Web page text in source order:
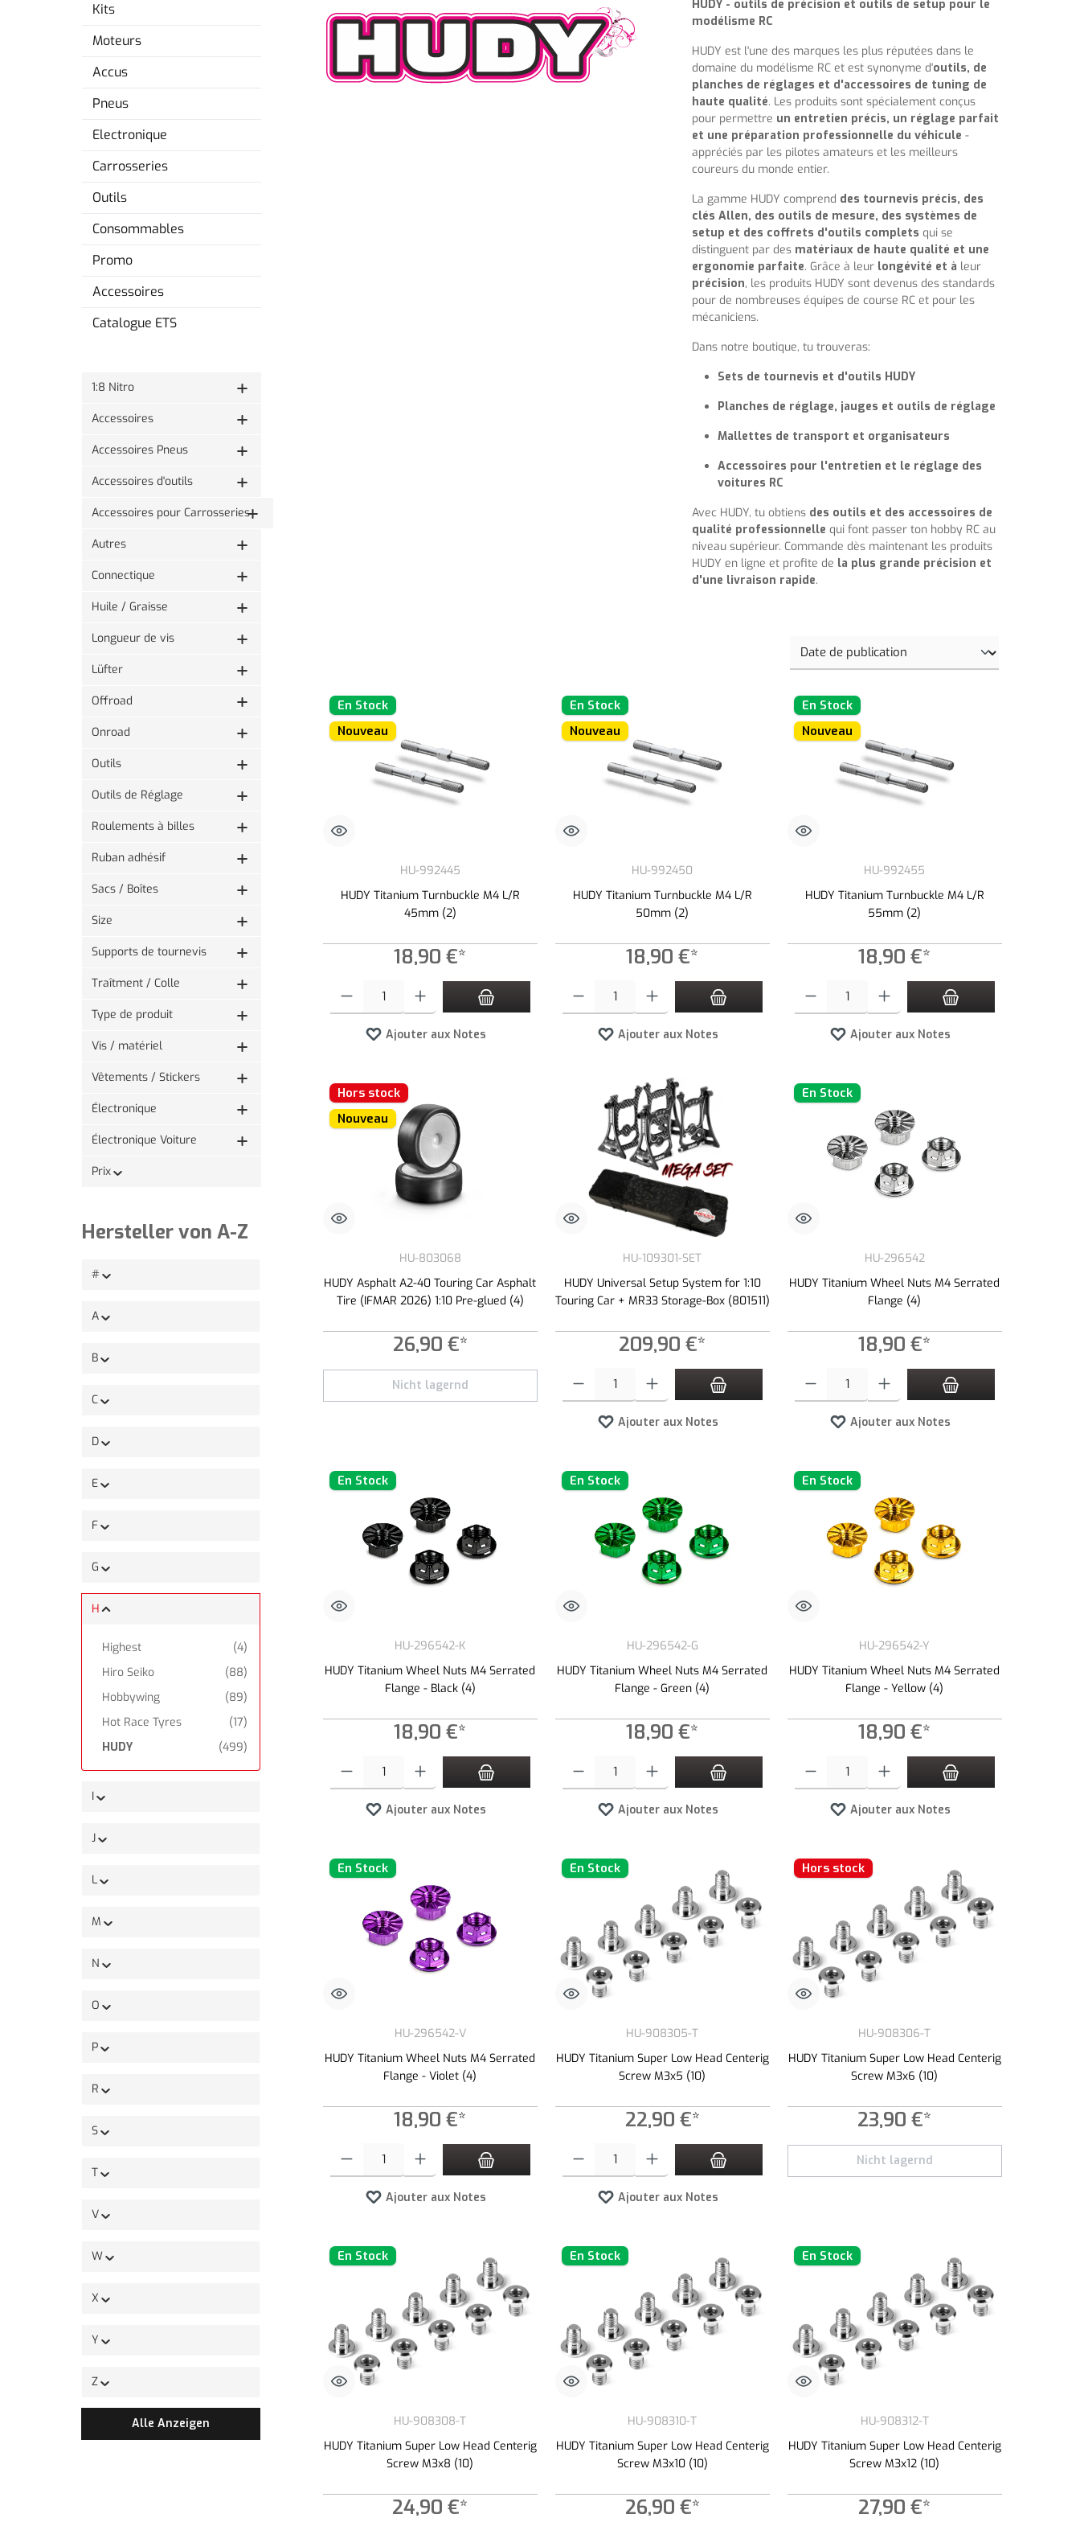
Kits
Moteurs
Accus
Pneus
Electronique
Carrosseries
Outils
Consommables
Promo
Accessoires
Catalogue ETS
1:8 Nitro
Accessoires
Accessoires Pneus
Accessoires d'outils
Accessoires pour Carrosseries
Autres
Connectique
Huile / Graisse
Longueur de vis
Lüfter
Offroad
Onroad
Outils
Outils de Réglage
Roulements à billes
Ruban adhésif
Sacs / Boîtes
Size
Supports de tournevis
Traîtment / Colle
Type de produit
Vis / matériel
Vêtements / Stickers
Électronique
Électronique Voiture
Prix
Hersteller von A-Z
#
A
B
C
D
E
F
G
H
(4)
Highest
(88)
Hiro Seiko
(89)
Hobbywing
(17)
Hot Race Tyres
(499)
HUDY
I
J
L
M
N
O
P
R
S
T
V
W
X
Y
Z
Alle Anzeigen
HUDY - outils de précision et outils de setup pour le
modélisme RC
HUDY est l'une des marques les plus réputées dans le
domaine du modélisme RC et est synonyme d'outils, de
planches de réglages et d'accessoires de tuning de
haute qualité. Les produits sont spécialement conçus
pour permettre un entretien précis, un réglage parfait
et une préparation professionnelle du véhicule -
appréciés par les pilotes amateurs et les meilleurs
coureurs du monde entier.
La gamme HUDY comprend des tournevis précis, des
clés Allen, des outils de mesure, des systèmes de
setup et des coffrets d'outils complets qui se
distinguent par des matériaux de haute qualité et une
ergonomie parfaite. Grâce à leur longévité et à leur
précision, les produits HUDY sont devenus des standards
pour de nombreuses équipes de course RC et pour les
mécaniciens.
Dans notre boutique, tu trouveras:
Sets de tournevis et d'outils HUDY
Planches de réglage, jauges et outils de réglage
Mallettes de transport et organisateurs
Accessoires pour l'entretien et le réglage des
voitures RC
Avec HUDY, tu obtiens des outils et des accessoires de
qualité professionnelle qui font passer ton hobby RC au
niveau supérieur. Commande dès maintenant les produits
HUDY en ligne et profite de la plus grande précision et
d'une livraison rapide.
En Stock
Nouveau
HU-992445
HUDY Titanium Turnbuckle M4 L/R
45mm (2)
18,90 €*
Quantité de produit : Entrez la quantité souhaitée ou utilisez les boutons pour augmenter ou diminuer la quantité.
Ajouter aux Notes
En Stock
Nouveau
HU-992450
HUDY Titanium Turnbuckle M4 L/R
50mm (2)
18,90 €*
Quantité de produit : Entrez la quantité souhaitée ou utilisez les boutons pour augmenter ou diminuer la quantité.
Ajouter aux Notes
En Stock
Nouveau
HU-992455
HUDY Titanium Turnbuckle M4 L/R
55mm (2)
18,90 €*
Quantité de produit : Entrez la quantité souhaitée ou utilisez
Ajouter aux Notes
Hors stock
Nouveau
HU-803068
HUDY Asphalt A2-40 Touring Car Asphalt
Tire (IFMAR 2026) 1:10 Pre-glued (4)
26,90 €*
Nicht lagernd
HU-109301-SET
HUDY Universal Setup System for 1:10
Touring Car + MR33 Storage-Box (801511)
209,90 €*
Quantité de produit : Entrez la quantité souhaitée ou utilisez les boutons pour augmenter ou diminuer la quantité.
Ajouter aux Notes
En Stock
HU-296542
HUDY Titanium Wheel Nuts M4 Serrated
Flange (4)
18,90 €*
Quantité de produit : Entrez la quantité souhaitée ou utilisez
Ajouter aux Notes
En Stock
HU-296542-K
HUDY Titanium Wheel Nuts M4 Serrated
Flange - Black (4)
18,90 €*
Quantité de produit : Entrez la quantité souhaitée ou utilisez les boutons pour augmenter ou diminuer la quantité.
Ajouter aux Notes
En Stock
HU-296542-G
HUDY Titanium Wheel Nuts M4 Serrated
Flange - Green (4)
18,90 €*
Quantité de produit : Entrez la quantité souhaitée ou utilisez les boutons pour augmenter ou diminuer la quantité.
Ajouter aux Notes
En Stock
HU-296542-Y
HUDY Titanium Wheel Nuts M4 Serrated
Flange - Yellow (4)
18,90 €*
Quantité de produit : Entrez la quantité souhaitée ou utilisez
Ajouter aux Notes
En Stock
HU-296542-V
HUDY Titanium Wheel Nuts M4 Serrated
Flange - Violet (4)
18,90 €*
Quantité de produit : Entrez la quantité souhaitée ou utilisez les boutons pour augmenter ou diminuer la quantité.
Ajouter aux Notes
En Stock
HU-908305-T
HUDY Titanium Super Low Head Centerig
Screw M3x5 (10)
22,90 €*
Quantité de produit : Entrez la quantité souhaitée ou utilisez les boutons pour augmenter ou diminuer la quantité.
Ajouter aux Notes
Hors stock
HU-908306-T
HUDY Titanium Super Low Head Centerig
Screw M3x6 (10)
23,90 €*
Nicht lagernd
En Stock
HU-908308-T
HUDY Titanium Super Low Head Centerig
Screw M3x8 (10)
24,90 €*
En Stock
HU-908310-T
HUDY Titanium Super Low Head Centerig
Screw M3x10 (10)
26,90 €*
En Stock
HU-908312-T
HUDY Titanium Super Low Head Centerig
Screw M3x12 (10)
27,90 €*